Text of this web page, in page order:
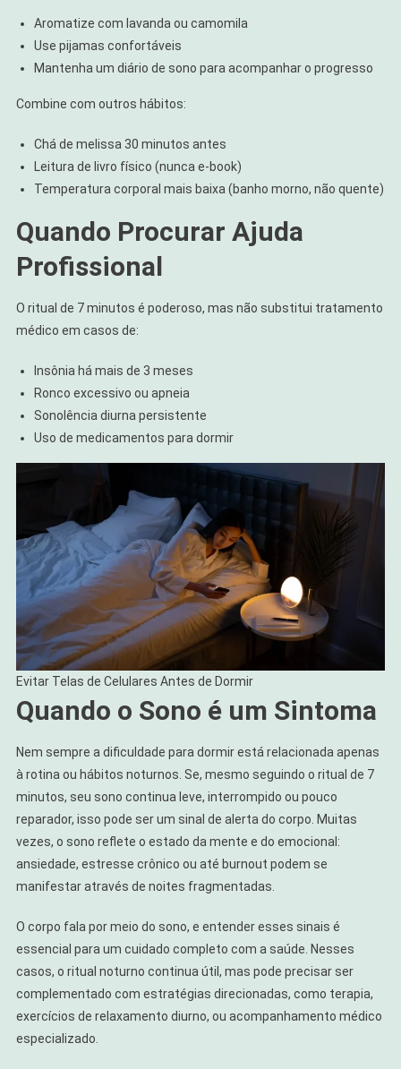
Aromatize com lavanda ou camomila
Use pijamas confortáveis
Mantenha um diário de sono para acompanhar o progresso
Combine com outros hábitos:
Chá de melissa 30 minutos antes
Leitura de livro físico (nunca e-book)
Temperatura corporal mais baixa (banho morno, não quente)
Quando Procurar Ajuda
Profissional
O ritual de 7 minutos é poderoso, mas não substitui tratamento
médico em casos de:
Insônia há mais de 3 meses
Ronco excessivo ou apneia
Sonolência diurna persistente
Uso de medicamentos para dormir
Evitar Telas de Celulares Antes de Dormir
Quando o Sono é um Sintoma
Nem sempre a dificuldade para dormir está relacionada apenas
à rotina ou hábitos noturnos. Se, mesmo seguindo o ritual de 7
minutos, seu sono continua leve, interrompido ou pouco
reparador, isso pode ser um sinal de alerta do corpo. Muitas
vezes, o sono reflete o estado da mente e do emocional:
ansiedade, estresse crônico ou até burnout podem se
manifestar através de noites fragmentadas.
O corpo fala por meio do sono, e entender esses sinais é
essencial para um cuidado completo com a saúde. Nesses
casos, o ritual noturno continua útil, mas pode precisar ser
complementado com estratégias direcionadas, como terapia,
exercícios de relaxamento diurno, ou acompanhamento médico
especializado.